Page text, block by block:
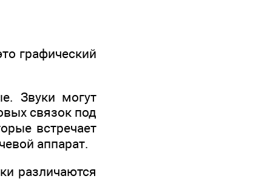
графический
Звуки могут
связок под
встречает
аппарат.
различаются